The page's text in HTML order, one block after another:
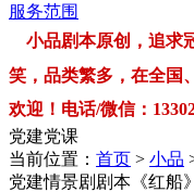
服务范围
小品剧本原创，追求
笑，品类繁多，在全国
欢迎！电话/微信：
党建党课
当前位置： 首页 > 小品
党建情景剧剧本《红船